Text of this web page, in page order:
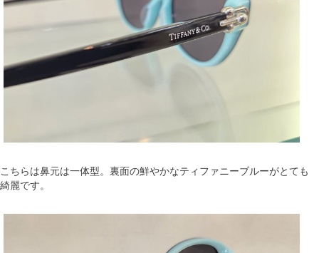
こちらは鼻元は一体型。裏面の鮮やかなティファニーブルーがとても
綺麗です。